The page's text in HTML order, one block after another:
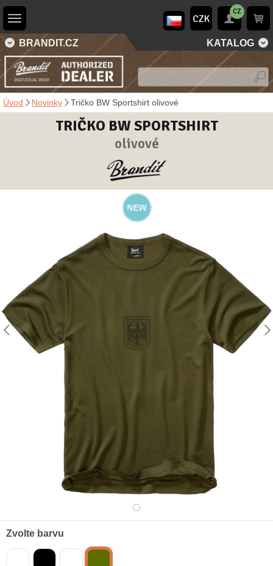
CZK
CZ
BRANDIT.CZ KATALOG
Úvod Novinky Tričko BW Sportshirt olivové
TRIČKO BW SPORTSHIRT
olivové
Zvolte barvu